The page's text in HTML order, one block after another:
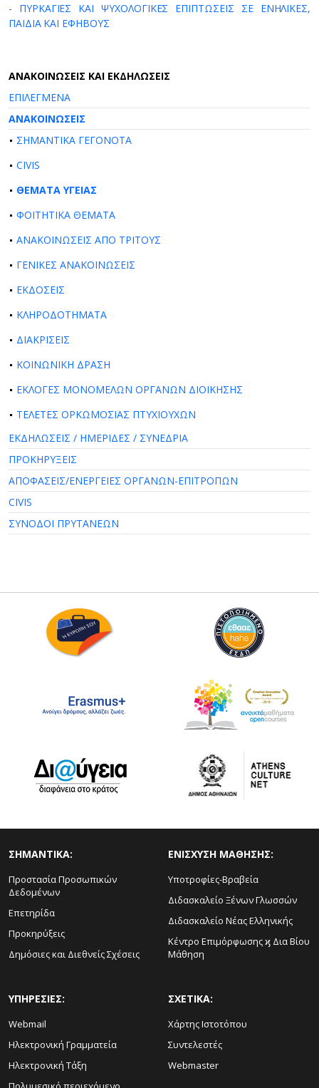
- ΠΥΡΚΑΓΙΕΣ ΚΑΙ ΨΥΧΟΛΟΓΙΚΕΣ ΕΠΙΠΤΩΣΕΙΣ ΣΕ ΕΝΗΛΙΚΕΣ,
ΠΑΙΔΙΑ ΚΑΙ ΕΦΗΒΟΥΣ
AΝΑΚΟΙΝΩΣΕΙΣ ΚΑΙ ΕΚΔΗΛΩΣΕΙΣ
ΕΠΙΛΕΓΜΕΝΑ
ΑΝΑΚΟΙΝΩΣΕΙΣ
ΣΗΜΑΝΤΙΚΑ ΓΕΓΟΝΟΤΑ
CIVIS
ΘΕΜΑΤΑ ΥΓΕΙΑΣ
ΦΟΙΤΗΤΙΚΑ ΘΕΜΑΤΑ
ΑΝΑΚΟΙΝΩΣΕΙΣ ΑΠΟ ΤΡΙΤΟΥΣ
ΓΕΝΙΚΕΣ ΑΝΑΚΟΙΝΩΣΕΙΣ
ΕΚΔΟΣΕΙΣ
ΚΛΗΡΟΔΟΤΗΜΑΤΑ
ΔΙΑΚΡΙΣΕΙΣ
ΚΟΙΝΩΝΙΚΗ ΔΡΑΣΗ
ΕΚΛΟΓΕΣ ΜΟΝΟΜΕΛΩΝ ΟΡΓΑΝΩΝ ΔΙΟΙΚΗΣΗΣ
ΤΕΛΕΤΕΣ ΟΡΚΩΜΟΣΙΑΣ ΠΤΥΧΙΟΥΧΩΝ
ΕΚΔΗΛΩΣΕΙΣ / ΗΜΕΡΙΔΕΣ / ΣΥΝΕΔΡΙΑ
ΠΡΟΚΗΡΥΞΕΙΣ
ΑΠΟΦΑΣΕΙΣ/ΕΝΕΡΓΕΙΕΣ ΟΡΓΑΝΩΝ-ΕΠΙΤΡΟΠΩΝ
CIVIS
ΣΥΝΟΔΟΙ ΠΡΥΤΑΝΕΩΝ
ΣΗΜΑΝΤΙΚΑ:
Προστασία Προσωπικών
Δεδομένων
Επετηρίδα
Προκηρύξεις
Δημόσιες και Διεθνείς Σχέσεις
ΕΝΙΣΧΥΣΗ ΜΑΘΗΣΗΣ:
Υποτροφίες-Βραβεία
Διδασκαλείο Ξένων Γλωσσών
Διδασκαλείο Νέας Ελληνικής
Κέντρο Επιμόρφωσης ϗ Δια Βίου
Μάθηση
ΥΠΗΡΕΣΙΕΣ:
Webmail
Ηλεκτρονική Γραμματεία
Ηλεκτρονική Τάξη
ΣΧΕΤΙΚΑ:
Χάρτης Ιστοτόπου
Συντελεστές
Webmaster